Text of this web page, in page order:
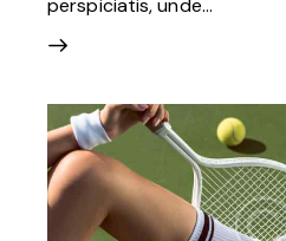
perspiciatis, unde…